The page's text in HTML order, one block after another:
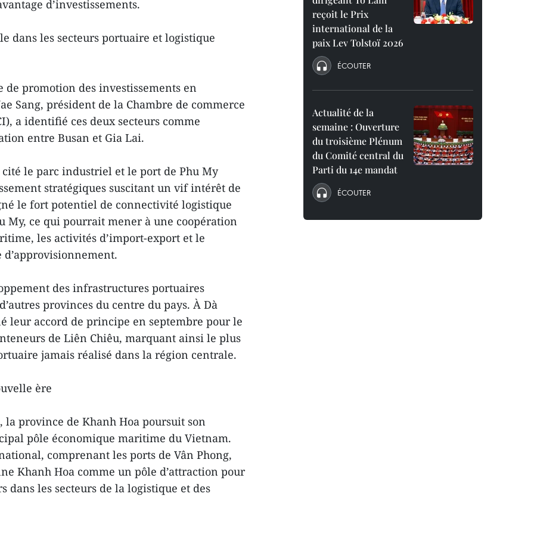
d’investissements.
dans les secteurs portuaire et logistique
de promotion des investissements en
Sang, président de la Chambre de commerce
a identifié ces deux secteurs comme
entre Busan et Gia Lai.
cité le parc industriel et le port de Phu My
stratégiques suscitant un vif intérêt de
le fort potentiel de connectivité logistique
My, ce qui pourrait mener à une coopération
les activités d’import-export et le
des infrastructures portuaires
provinces du centre du pays. À Dà
leur accord de principe en septembre pour le
de Liên Chiêu, marquant ainsi le plus
jamais réalisé dans la région centrale.
ère
province de Khanh Hoa poursuit son
pôle économique maritime du Vietnam.
comprenant les ports de Vân Phong,
Khanh Hoa comme un pôle d’attraction pour
dans les secteurs de la logistique et des
reçoit le Prix
international de la
paix Lev Tolstoï 2026
ÉCOUTER
Actualité de la
semaine : Ouverture
du troisième Plénum
du Comité central du
Parti du 14e mandat
ÉCOUTER